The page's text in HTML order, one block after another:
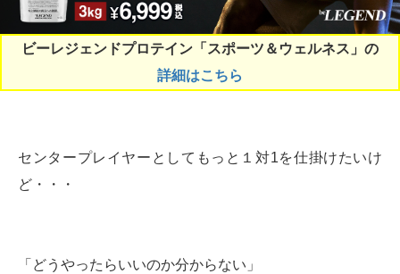
ビーレジェンドプロテイン「スポーツ＆ウェルネス」の
詳細はこちら
センタープレイヤーとしてもっと１対1を仕掛けたいけ
ど・・・
「どうやったらいいのか分からない」